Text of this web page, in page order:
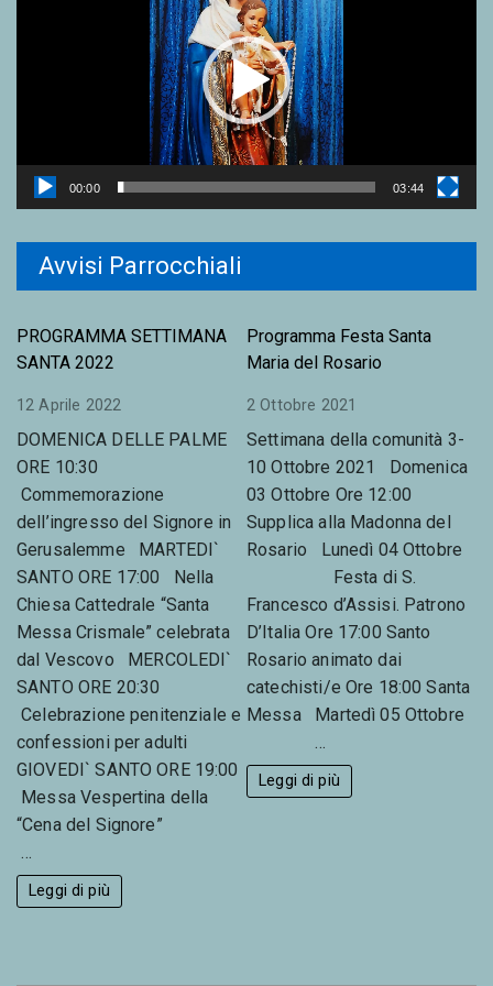
e
r
00:00 03:44
Avvisi Parrocchiali
PROGRAMMA SETTIMANA
SANTA 2022
12 Aprile 2022
DOMENICA DELLE PALME
ORE 10:30
Commemorazione
dell’ingresso del Signore in
Gerusalemme MARTEDI`
SANTO ORE 17:00 Nella
Chiesa Cattedrale “Santa
Messa Crismale” celebrata
dal Vescovo MERCOLEDI`
SANTO ORE 20:30
Celebrazione penitenziale e
confessioni per adulti
GIOVEDI` SANTO ORE 19:00
Messa Vespertina della
“Cena del Signore”
Leggi di più
Programma Festa Santa
Maria del Rosario
2 Ottobre 2021
Settimana della comunità 3-
10 Ottobre 2021 Domenica
03 Ottobre Ore 12:00
Supplica alla Madonna del
Rosario Lunedì 04 Ottobre
Festa di S.
Francesco d’Assisi. Patrono
D’Italia Ore 17:00 Santo
Rosario animato dai
catechisti/e Ore 18:00 Santa
Messa Martedì 05 Ottobre
Leggi di più